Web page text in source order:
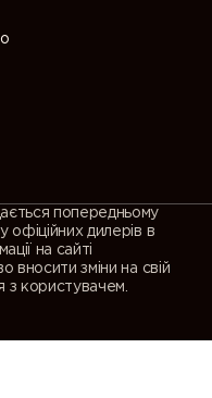
попередньому
дилерів в
на сайті
вносити зміни на свій
з користувачем.